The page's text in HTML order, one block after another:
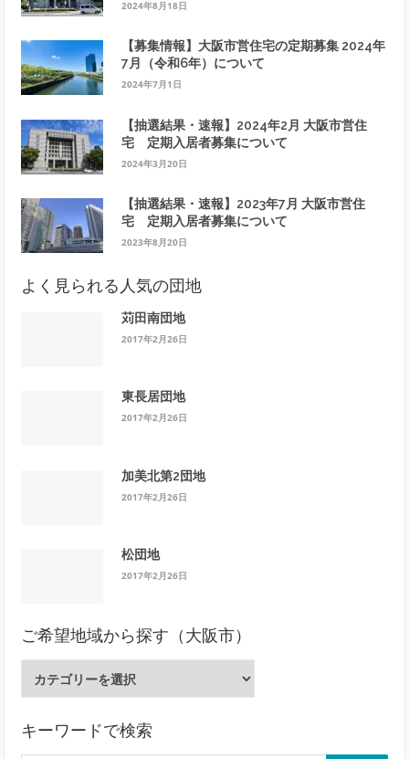
2024年8月18日
【募集情報】大阪市営住宅の定期募集 2024年
7月（令和6年）について
2024年7月1日
【抽選結果・速報】2024年2月 大阪市営住
宅 定期入居者募集について
2024年3月20日
【抽選結果・速報】2023年7月 大阪市営住
宅 定期入居者募集について
2023年8月20日
よく見られる人気の団地
苅田南団地
2017年2月26日
東長居団地
2017年2月26日
加美北第2団地
2017年2月26日
松団地
2017年2月26日
ご希望地域から探す（大阪市）
地
キーワードで検索